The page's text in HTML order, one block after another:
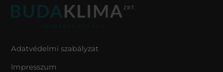
Adatvédelmi szabályzat
Impresszum